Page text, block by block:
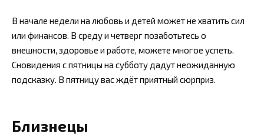
В начале недели на любовь и детей может не хватить сил
или финансов. В среду и четверг позаботьтесь о
внешности, здоровье и работе, можете многое успеть.
Сновидения с пятницы на субботу дадут неожиданную
подсказку. В пятницу вас ждёт приятный сюрприз.
Близнецы